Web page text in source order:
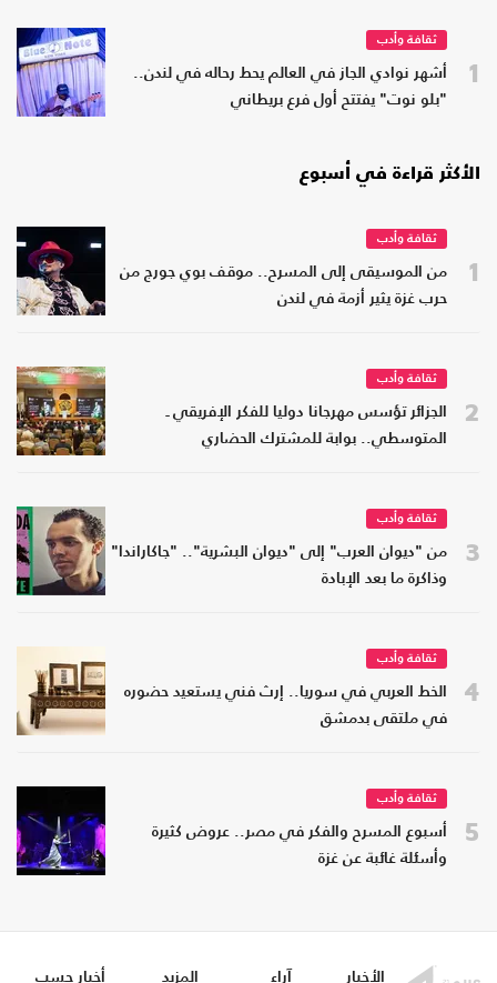
1
ثقافة وأدب
أشهر نوادي الجاز في العالم يحط رحاله في لندن..
"بلو نوت" يفتتح أول فرع بريطاني
الأكثر قراءة في أسبوع
1
ثقافة وأدب
من الموسيقى إلى المسرح.. موقف بوي جورج من
حرب غزة يثير أزمة في لندن
2
ثقافة وأدب
الجزائر تؤسس مهرجانا دوليا للفكر الإفريقي ـ
المتوسطي.. بوابة للمشترك الحضاري
3
ثقافة وأدب
من "ديوان العرب" إلى "ديوان البشرية".. "جاكاراندا"
وذاكرة ما بعد الإبادة
4
ثقافة وأدب
الخط العربي في سوريا.. إرث فني يستعيد حضوره
في ملتقى بدمشق
5
ثقافة وأدب
أسبوع المسرح والفكر في مصر.. عروض كثيرة
وأسئلة غائبة عن غزة
الأخبار آراء المزيد أخبار حسب